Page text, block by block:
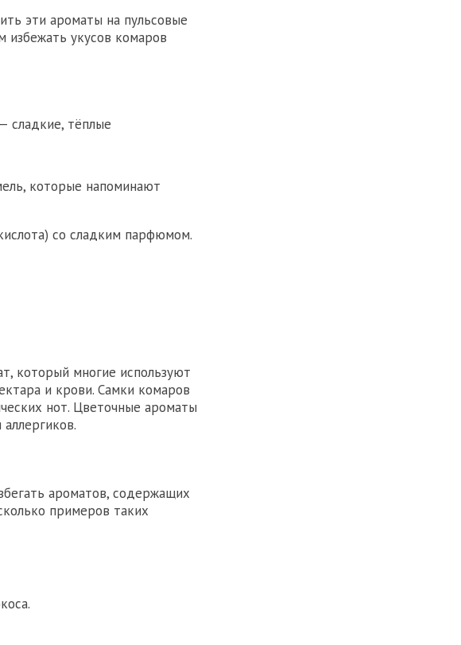
эти ароматы на пульсовые
укусов комаров
сладкие, тёплые
которые напоминают
со сладким парфюмом.
который многие используют
и крови. Самки комаров
нот. Цветочные ароматы
ароматов, содержащих
примеров таких